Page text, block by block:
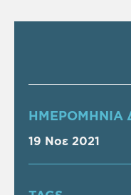
ΗΜΕΡΟΜΗΝΙΑ
19 Νοε 2021